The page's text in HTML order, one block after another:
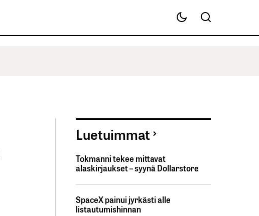
Luetuimmat
Tokmanni tekee mittavat
alaskirjaukset – syynä Dollarstore
SpaceX painui jyrkästi alle
listautumishinnan